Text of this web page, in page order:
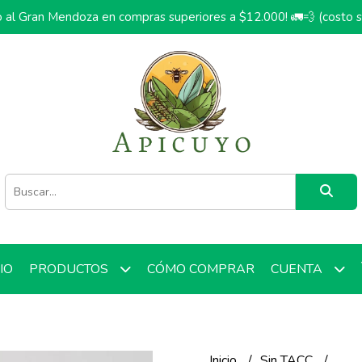
al Gran Mendoza en compras superiores a $12.000! 🚛💨 (costo
PRODUCTOS CÓMO COMPRAR CUENTA